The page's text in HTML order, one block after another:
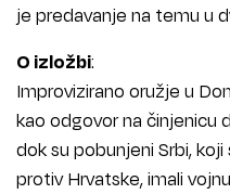
je predavanje na temu u
O izložbi:
Improvizirano oružje u
kao odgovor na činjenicu
dok su pobunjeni Srbi,
protiv Hrvatske, imali